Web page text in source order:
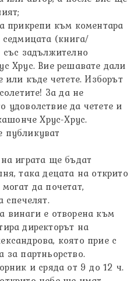
прикрепи към коментара
(книга/
задължително
Хрус. Вие решавате дали
къде четете. Изборът
За да не
удоволствие да четете и
Хрус-Хрус.
публикуват
играта ще бъдат
така децата на открито
да почетат,
винаги е отворена към
директорът на
която прие с
за партньорство.
и сряда от 9 до 12 ч.